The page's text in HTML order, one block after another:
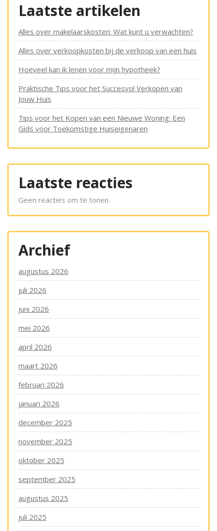
Laatste artikelen
Alles over makelaarskosten: Wat kunt u verwachten?
Alles over verkoopkosten bij de verkoop van een huis
Hoeveel kan ik lenen voor mijn hypotheek?
Praktische Tips voor het Succesvol Verkopen van
Jouw Huis
Tips voor het Kopen van een Nieuwe Woning: Een
Gids voor Toekomstige Huiseigenaren
Laatste reacties
Geen reacties om te tonen.
Archief
augustus 2026
juli 2026
juni 2026
mei 2026
april 2026
maart 2026
februari 2026
januari 2026
december 2025
november 2025
oktober 2025
september 2025
augustus 2025
juli 2025